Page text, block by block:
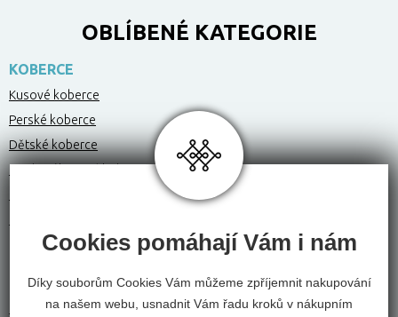
OBLÍBENÉ KATEGORIE
KOBERCE
Kusové koberce
Perské koberce
Dětské koberce
Moderní kusové koberce do obýváku
ZAHRADA
Květináče
Cookies pomáhají Vám i nám
Díky souborům Cookies Vám můžeme zpříjemnit nakupování
na našem webu, usnadnit Vám řadu kroků v nákupním